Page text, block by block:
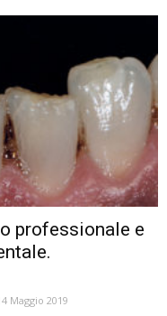
professionale e
Maggio 2019